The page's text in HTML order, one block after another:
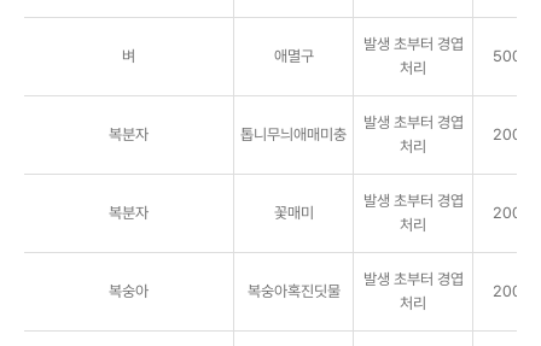
벼 애멸구
발생 초부터 경엽
처리
5000
복분자 톱니무늬애매미충
발생 초부터 경엽
처리
2000
복분자 꽃매미
발생 초부터 경엽
처리
2000
복숭아 복숭아혹진딧물
발생 초부터 경엽
처리
2000